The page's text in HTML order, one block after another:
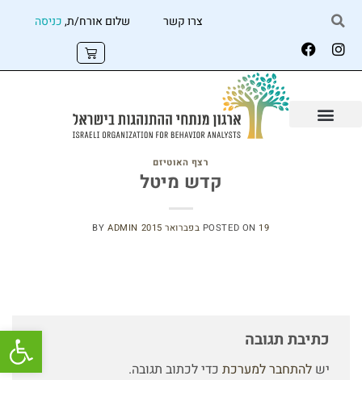
צרו קשר שלום אורח/ת,כניסה
רצף האוטיזם
קדש מיטל
POSTED ON 19 בפברואר 2015 BYADMIN
כתיבת תגובה
יש להתחבר למערכת כדי לכתוב תגובה.